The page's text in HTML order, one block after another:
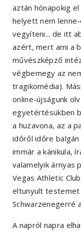
aztán hónapokig
helyett nem
vegyíteni... de itt
azért, mert ami a
művészképző
végbemegy az
tragikomédia).
online-újságunk
egyetértésükben
a huzavona, az a
időről időre balgán
immár a kánikula,
valamelyik árnyas
Vegas Athletic
eltunyult testemet
Schwarzenegerré
A napról napra